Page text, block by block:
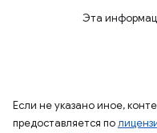
Эта
Если не указано иное,
предоставляется по